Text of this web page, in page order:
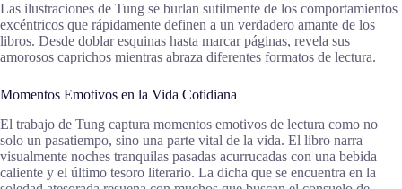
Las ilustraciones de Tung se burlan sutilmente de los comportamientos
excéntricos que rápidamente definen a un verdadero amante de los
libros. Desde doblar esquinas hasta marcar páginas, revela sus
amorosos caprichos mientras abraza diferentes formatos de lectura.
Momentos Emotivos en la Vida Cotidiana
El trabajo de Tung captura momentos emotivos de lectura como no
solo un pasatiempo, sino una parte vital de la vida. El libro narra
visualmente noches tranquilas pasadas acurrucadas con una bebida
caliente y el último tesoro literario. La dicha que se encuentra en la